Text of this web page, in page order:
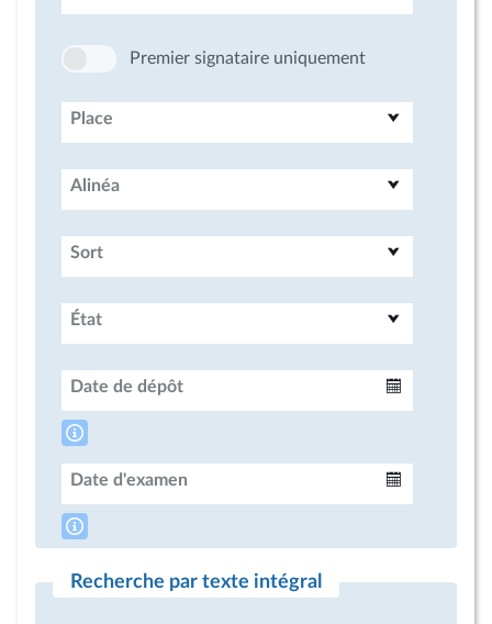
Premier signataire uniquement
Place
Alinéa
Sort
État
Date de dépôt
Date d'examen
Recherche par texte intégral